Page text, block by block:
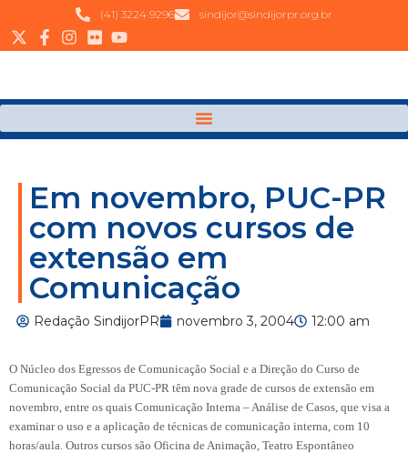
(41) 3224 9296 sindijor@sindijorpr.org.br
Em novembro, PUC-PR
com novos cursos de
extensão em
Comunicação
Redação SindijorPR novembro 3, 2004 12:00 am
O Núcleo dos Egressos de Comunicação Social e a Direção do Curso de
Comunicação Social da PUC-PR têm nova grade de cursos de extensão em
novembro, entre os quais Comunicação Interna – Análise de Casos, que visa a
examinar o uso e a aplicação de técnicas de comunicação interna, com 10
horas/aula. Outros cursos são Oficina de Animação, Teatro Espontâneo